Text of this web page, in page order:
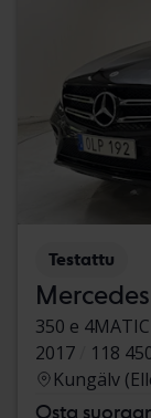
Testattu
350 e
2017
118
Kungälv
Osta